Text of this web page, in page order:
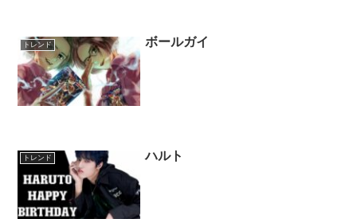
トレンド ボールガイ
トレンド ハルト